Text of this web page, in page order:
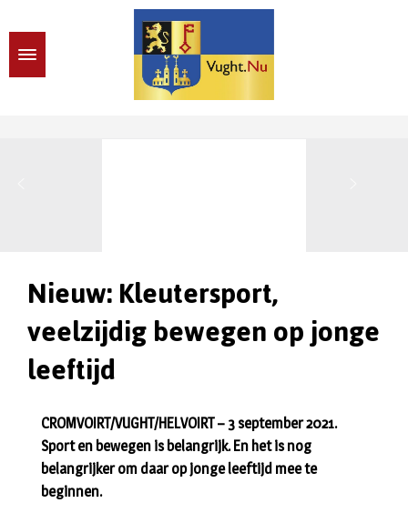
Nieuw: Kleutersport,
veelzijdig bewegen op jonge
leeftijd
CROMVOIRT/VUGHT/HELVOIRT – 3 september 2021.
Sport en bewegen is belangrijk. En het is nog
belangrijker om daar op jonge leeftijd mee te
beginnen.